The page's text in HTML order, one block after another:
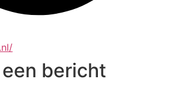
bericht